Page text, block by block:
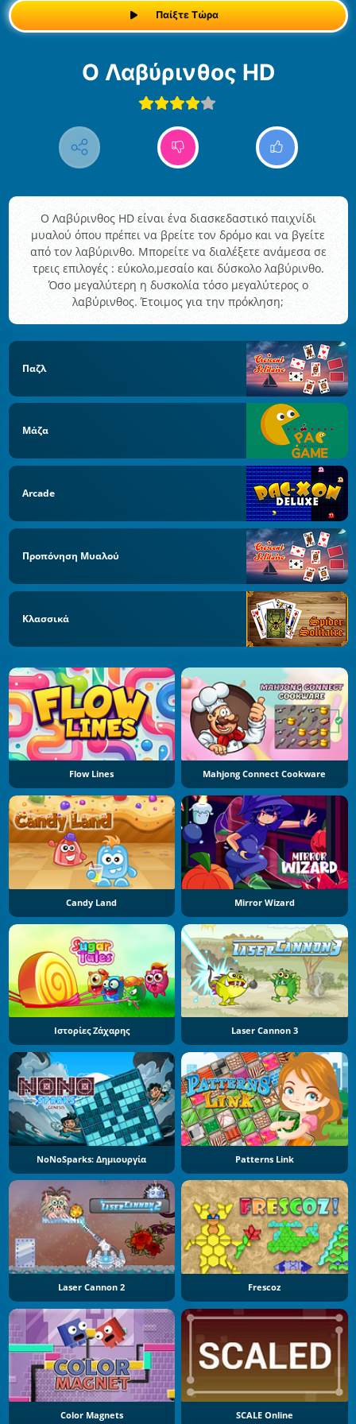
Παίξτε Τώρα
Ο Λαβύρινθος HD
Ο Λαβύρινθος HD είναι ένα διασκεδαστικό παιχνίδι
μυαλού όπου πρέπει να βρείτε τον δρόμο και να βγείτε
από τον λαβύρινθο. Μπορείτε να διαλέξετε ανάμεσα σε
τρεις επιλογές : εύκολο,μεσαίο και δύσκολο λαβύρινθο.
Όσο μεγαλύτερη η δυσκολία τόσο μεγαλύτερος ο
λαβύρινθος. Έτοιμος για την πρόκληση;
Παζλ
Μάζα
Arcade
Προπόνηση Μυαλού
Κλασσικά
Flow Lines Mahjong Connect Cookware
Candy Land Mirror Wizard
Ιστορίες Ζάχαρης Laser Cannon 3
NoNoSparks: Δημιουργία Patterns Link
Laser Cannon 2 Frescoz
Color Magnets SCALE Online